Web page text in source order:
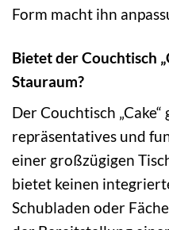
Form macht ihn
Bietet der Couchtisch
Stauraum?
Der Couchtisch
repräsentatives und
einer großzügigen
bietet keinen
Schubladen oder